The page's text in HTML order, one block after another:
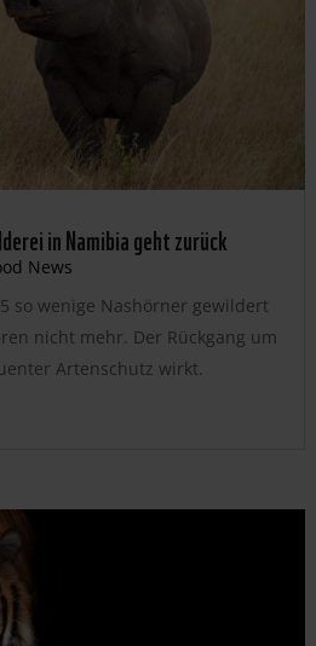
in Namibia geht zurück
News
so wenige Nashörner gewildert
nicht mehr. Der Rückgang um
Artenschutz wirkt.